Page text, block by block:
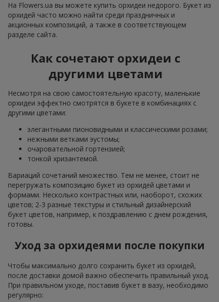
На Flowers.ua вы можете купить орхидеи недорого. Букет из
орхидей часто можно найти среди праздничных и
акционных композиций, а также в соответствующем
разделе сайта.
Как сочетают орхидеи с
другими цветами
Несмотря на свою самостоятельную красоту, маленькие
орхидеи эффектно смотрятся в букете в комбинациях с
другими цветами:
элегантными пионовидными и классическими розами;
нежными ветками эустомы;
очаровательной гортензией;
тонкой хризантемой.
Вариаций сочетаний множество. Тем не менее, стоит не
перегружать композицию букет из орхидей цветами и
формами. Несколько контрастных или, наоборот, схожих
цветов; 2-3 разные текстуры и стильный дизайнерский
букет цветов, например, к поздравлению с днем рождения,
готовы.
Уход за орхидеями после покупки
Чтобы максимально долго сохранить букет из орхидей,
после доставки домой важно обеспечить правильный уход.
При правильном уходе, поставив букет в вазу, необходимо
регулярно: